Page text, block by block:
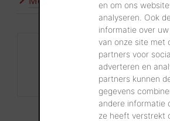
en om ons
analyseren. Ook
informatie over
van onze site met
partners voor
adverteren en
partners kunnen
gegevens
andere informatie
ze heeft verstrekt
Contact
+32 56 24 96 38